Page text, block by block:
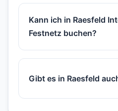
Kann ich in Raesfeld
Festnetz buchen?
Gibt es in Raesfeld